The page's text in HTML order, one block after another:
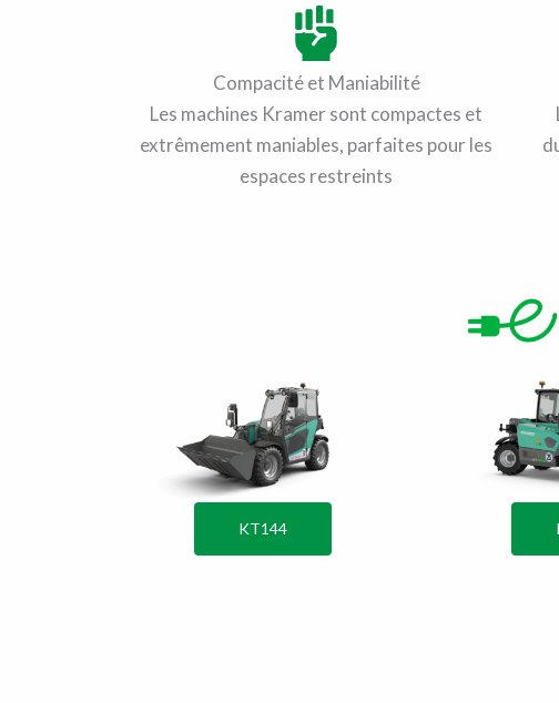
Compacité et Maniabilité
Les machines Kramer sont compactes et
extrêmement maniables, parfaites pour les
espaces restreints
KT144